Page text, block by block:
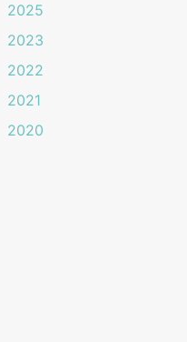
2025
2023
2022
2021
2020